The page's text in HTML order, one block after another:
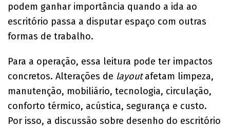
podem ganhar importância quando a ida ao
escritório passa a disputar espaço com outras
formas de trabalho.
Para a operação, essa leitura pode ter impactos
concretos. Alterações de layoutafetam limpeza,
manutenção, mobiliário, tecnologia, circulação,
conforto térmico, acústica, segurança e custo.
Por isso, a discussão sobre desenho do escritório